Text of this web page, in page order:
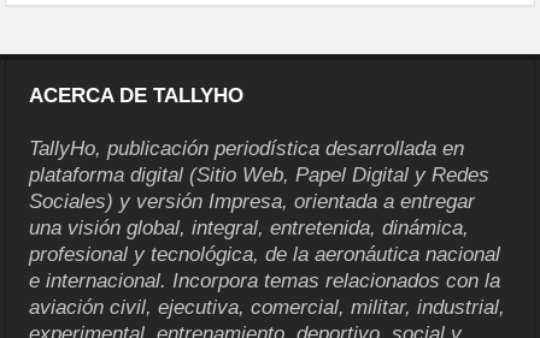
ACERCA DE TALLYHO
TallyHo, publicación periodística desarrollada en
plataforma digital (Sitio Web, Papel Digital y Redes
Sociales) y versión Impresa, orientada a entregar
una visión global, integral, entretenida, dinámica,
profesional y tecnológica, de la aeronáutica nacional
e internacional. Incorpora temas relacionados con la
aviación civil, ejecutiva, comercial, militar, industrial,